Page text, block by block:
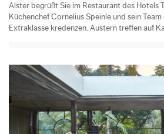
Alster begrüßt Sie im Restaurant des Hotels
Küchenchef Cornelius Speinle und sein
Extraklasse kredenzen. Austern treffen auf